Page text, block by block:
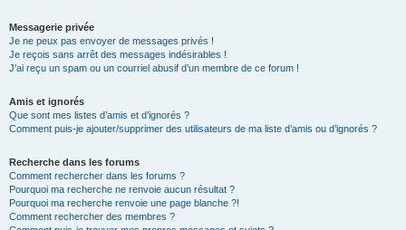
Messagerie privée
Je ne peux pas envoyer de messages privés !
Je reçois sans arrêt des messages indésirables !
J’ai reçu un spam ou un courriel abusif d’un membre de ce forum !
Amis et ignorés
Que sont mes listes d’amis et d’ignorés ?
Comment puis-je ajouter/supprimer des utilisateurs de ma liste d’amis ou d’ignorés ?
Recherche dans les forums
Comment rechercher dans les forums ?
Pourquoi ma recherche ne renvoie aucun résultat ?
Pourquoi ma recherche renvoie une page blanche ?!
Comment rechercher des membres ?